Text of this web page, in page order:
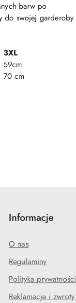
barw po
do swojej garderoby
3XL
59cm
70 cm
Informacje
O nas
Regulaminy
Polityka prywatności
Reklamacje i zwroty